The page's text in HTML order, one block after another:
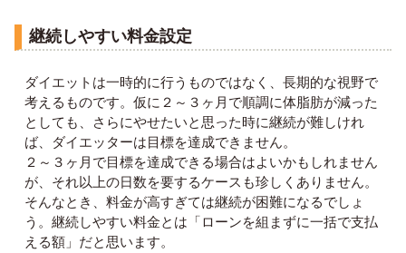
継続しやすい料金設定
ダイエットは一時的に行うものではなく、長期的な視野で
考えるものです。仮に２～３ヶ月で順調に体脂肪が減った
としても、さらにやせたいと思った時に継続が難しけれ
ば、ダイエッターは目標を達成できません。
２～３ヶ月で目標を達成できる場合はよいかもしれません
が、それ以上の日数を要するケースも珍しくありません。
そんなとき、料金が高すぎては継続が困難になるでしょ
う。継続しやすい料金とは「ローンを組まずに一括で支払
える額」だと思います。